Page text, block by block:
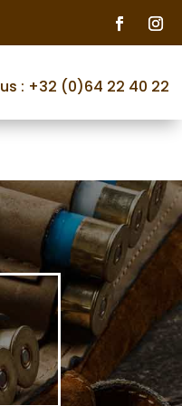
: +32 (0)64 22 40 22